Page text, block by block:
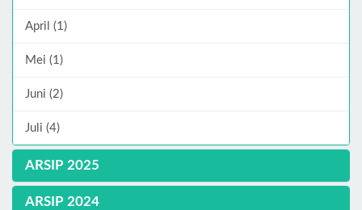
April (1)
Mei (1)
Juni (2)
Juli (4)
ARSIP 2025
ARSIP 2024